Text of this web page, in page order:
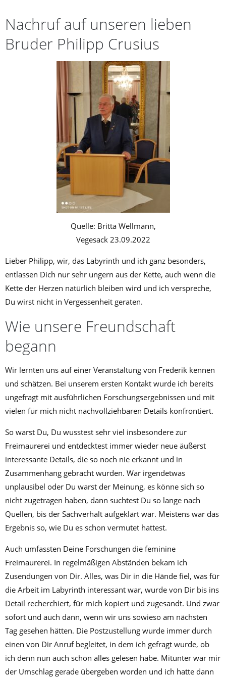
Nachruf auf unseren lieben
Bruder Philipp Crusius
Quelle: Britta Wellmann,
Vegesack 23.09.2022
Lieber Philipp, wir, das Labyrinth und ich ganz besonders,
entlassen Dich nur sehr ungern aus der Kette, auch wenn die
Kette der Herzen natürlich bleiben wird und ich verspreche,
Du wirst nicht in Vergessenheit geraten.
Wie unsere Freundschaft
begann
Wir lernten uns auf einer Veranstaltung von Frederik kennen
und schätzen. Bei unserem ersten Kontakt wurde ich bereits
ungefragt mit ausführlichen Forschungsergebnissen und mit
vielen für mich nicht nachvollziehbaren Details konfrontiert.
So warst Du, Du wusstest sehr viel insbesondere zur
Freimaurerei und entdecktest immer wieder neue äußerst
interessante Details, die so noch nie erkannt und in
Zusammenhang gebracht wurden. War irgendetwas
unplausibel oder Du warst der Meinung, es könne sich so
nicht zugetragen haben, dann suchtest Du so lange nach
Quellen, bis der Sachverhalt aufgeklärt war. Meistens war das
Ergebnis so, wie Du es schon vermutet hattest.
Auch umfassten Deine Forschungen die feminine
Freimaurerei. In regelmäßigen Abständen bekam ich
Zusendungen von Dir. Alles, was Dir in die Hände fiel, was für
die Arbeit im Labyrinth interessant war, wurde von Dir bis ins
Detail recherchiert, für mich kopiert und zugesandt. Und zwar
sofort und auch dann, wenn wir uns sowieso am nächsten
Tag gesehen hätten. Die Postzustellung wurde immer durch
einen von Dir Anruf begleitet, in dem ich gefragt wurde, ob
ich denn nun auch schon alles gelesen habe. Mitunter war mir
der Umschlag gerade übergeben worden und ich hatte dann